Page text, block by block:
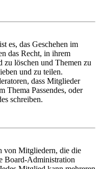
es, das Geschehen im
das Recht, in ihrem
zu löschen und Themen zu
und zu teilen.
dass Mitglieder
Thema Passendes, oder
schreiben.
von Mitgliedern, die die
Board-Administration